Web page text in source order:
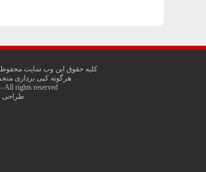
کليه حقوق اين وب سايت
هرگونه کپی برداری
All rights reserved
طراحی